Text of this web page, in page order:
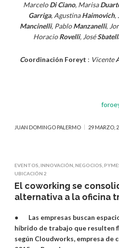
MarceloDi Ciano, Marisa
Garriga, AgustinaHaimovich,
Mancinelli, PabloManzanelli,
HoracioRovelli, José
Coordinación Foreyt : Vicente
JUAN DOMINGO PALERMO 29 MARZO,
EVENTOS INNOVACIÓN NEGOCIOS
UBICACIÓN 2
El coworking se
alternativa a la oficina
● Las empresas buscan
híbrido de trabajo que resulten
según Cloudworks, empresa de